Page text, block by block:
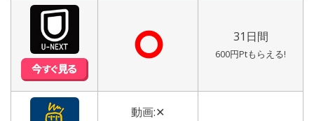
⭘ 31日間
600円Ptもらえる!
動画:✕